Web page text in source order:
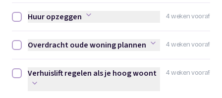
4 weken vooraf
Huur opzeggen afvinken
Huur opzeggen
4 weken vooraf
Overdracht oude woning plannen afvinken
Overdracht oude woning plannen
4 weken vooraf
Verhuislift regelen als je hoog woont afvinken
Verhuislift regelen als je hoog woont